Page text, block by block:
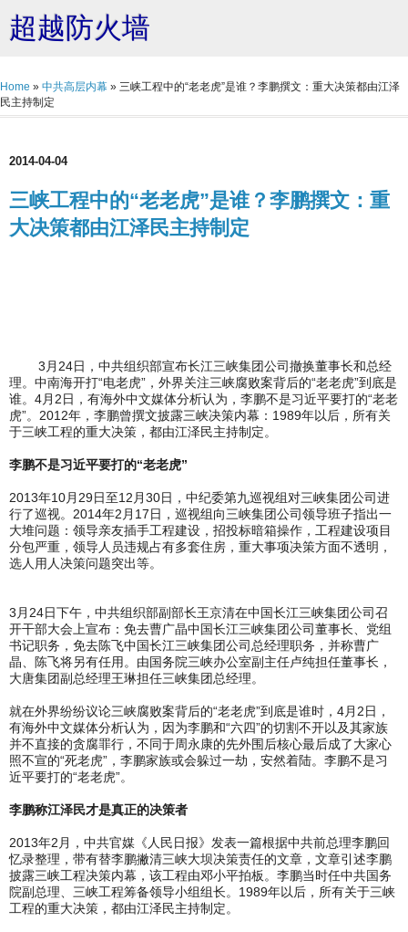
超越防火墙
Home » 中共高层内幕 » 三峡工程中的“老老虎”是谁？李鹏撰文：重大决策都由江泽
民主持制定
2014-04-04
三峡工程中的“老老虎”是谁？李鹏撰文：重
大决策都由江泽民主持制定
3月24日，中共组织部宣布长江三峡集团公司撤换董事长和总经
理。中南海开打“电老虎”，外界关注三峡腐败案背后的“老老虎”到底是
谁。4月2日，有海外中文媒体分析认为，李鹏不是习近平要打的“老老
虎”。2012年，李鹏曾撰文披露三峡决策内幕：1989年以后，所有关
于三峡工程的重大决策，都由江泽民主持制定。
李鹏不是习近平要打的“老老虎”
2013年10月29日至12月30日，中纪委第九巡视组对三峡集团公司进
行了巡视。2014年2月17日，巡视组向三峡集团公司领导班子指出一
大堆问题：领导亲友插手工程建设，招投标暗箱操作，工程建设项目
分包严重，领导人员违规占有多套住房，重大事项决策方面不透明，
选人用人决策问题突出等。
3月24日下午，中共组织部副部长王京清在中国长江三峡集团公司召
开干部大会上宣布：免去曹广晶中国长江三峡集团公司董事长、党组
书记职务，免去陈飞中国长江三峡集团公司总经理职务，并称曹广
晶、陈飞将另有任用。由国务院三峡办公室副主任卢纯担任董事长，
大唐集团副总经理王琳担任三峡集团总经理。
就在外界纷纷议论三峡腐败案背后的“老老虎”到底是谁时，4月2日，
有海外中文媒体分析认为，因为李鹏和“六四”的切割不开以及其家族
并不直接的贪腐罪行，不同于周永康的先外围后核心最后成了大家心
照不宣的“死老虎”，李鹏家族或会躲过一劫，安然着陆。李鹏不是习
近平要打的“老老虎”。
李鹏称江泽民才是真正的决策者
2013年2月，中共官媒《人民日报》发表一篇根据中共前总理李鹏回
忆录整理，带有替李鹏撇清三峡大坝决策责任的文章，文章引述李鹏
披露三峡工程决策内幕，该工程由邓小平拍板。李鹏当时任中共国务
院副总理、三峡工程筹备领导小组组长。1989年以后，所有关于三峡
工程的重大决策，都由江泽民主持制定。